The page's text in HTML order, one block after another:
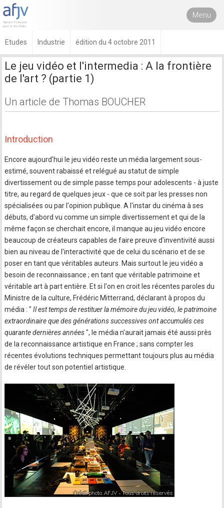
Menu
Etudes Industrie édition du 4 octobre 2011
Le jeu vidéo et l'intermedia : A la frontière
de l'art ? (partie 1)
Un article de Thomas BOUCHER
Introduction
Encore aujourd'hui le jeu vidéo reste un média largement sous-
estimé, souvent rabaissé et relégué au statut de simple
divertissement ou de simple passe temps pour adolescents - à juste
titre, au regard de quelques jeux - que ce soit par les presses non
spécialisées ou par l'opinion publique. A l'instar du cinéma à ses
débuts, d'abord vu comme un simple divertissement et qui de la
même façon se cherchait encore, il manque au jeu vidéo encore
beaucoup de créateurs capables de faire preuve d'inventivité aussi
bien au niveau de l'interactivité que de celui du scénario et de se
poser en tant que véritables auteurs. Mais surtout le jeu vidéo a
besoin de reconnaissance ; en tant que véritable patrimoine et
véritable art à part entière. Et si l'on en croit les récentes paroles du
Ministre de la culture, Frédéric Mitterrand, déclarant à propos du
média : " Il est temps de restituer la mémoire du jeu vidéo, le patrimoine
extraordinaire que des générations successives ont accumulés ces
quarante dernières années", le média n'aurait jamais été aussi près
de la reconnaissance artistique en France ; sans compter les
récentes évolutions techniques permettant toujours plus au média
de révéler tout son potentiel artistique.